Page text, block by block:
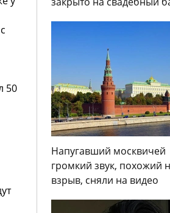
50
Напугавший москвичей
громкий звук, похожий
взрыв, сняли на видео